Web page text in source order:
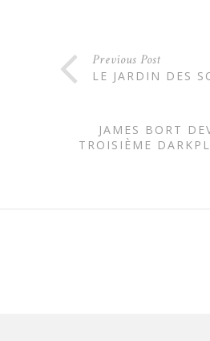
Previous Post
LE JARDIN DES
JAMES BORT
TROISIÈME